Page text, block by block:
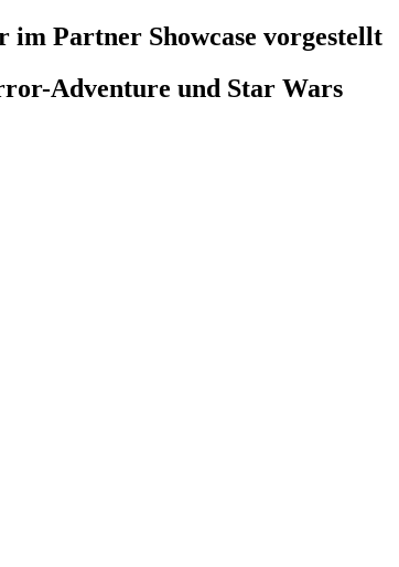
Partner Showcase vorgestellt
Adventure und Star Wars